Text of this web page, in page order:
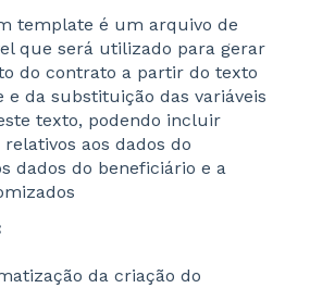
template é um arquivo de
que será utilizado para gerar
do contrato a partir do texto
e da substituição das variáveis
texto, podendo incluir
aos dados do
dados do beneficiário e a
da criação do